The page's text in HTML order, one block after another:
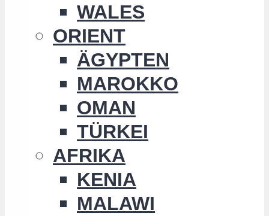
WALES
ORIENT
ÄGYPTEN
MAROKKO
OMAN
TÜRKEI
AFRIKA
KENIA
MALAWI